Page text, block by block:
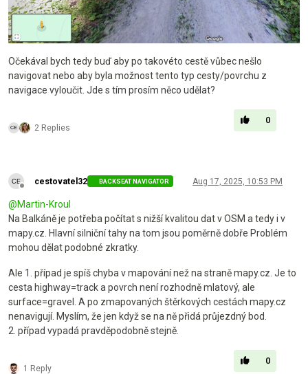
Očekával bych tedy buď aby po takovéto cestě vůbec nešlo
navigovat nebo aby byla možnost tento typ cesty/povrchu z
navigace vyloučit. Jde s tím prosím něco udělat?
2 Replies
0
Offline
cestovatel32 BACKSEAT NAVIGATOR Aug 17, 2025, 10:53 PM
@Martin-Kroul
Na Balkáně je potřeba počítat s nižší kvalitou dat v OSM a tedy i v
mapy.cz. Hlavní silniční tahy na tom jsou poměrně dobře Problém
mohou dělat podobné zkratky.
Ale 1. případ je spíš chyba v mapování než na straně mapy.cz. Je to
cesta highway=track a povrch není rozhodně mlatový, ale
surface=gravel. A po zmapovaných štěrkových cestách mapy.cz
nenavigují. Myslím, že jen když se na ně přidá průjezdný bod.
2. případ vypadá pravděpodobně stejně.
1 Reply
0